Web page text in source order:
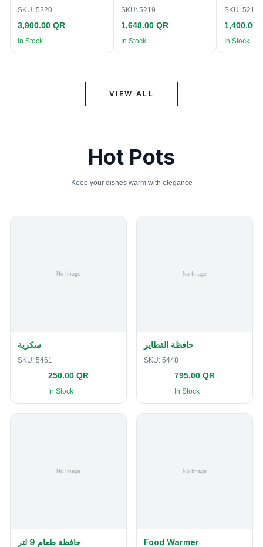
SKU: 5220
3,900.00 QR
In Stock
SKU: 5219
1,648.00 QR
In Stock
SKU: 5218
1,400.00
In Stock
VIEW ALL
Hot Pots
Keep your dishes warm with elegance
سكرية
SKU: 5461
250.00 QR
In Stock
حافظة الفطاير
SKU: 5448
795.00 QR
In Stock
حافظة طعام 9 لتر Food Warmer